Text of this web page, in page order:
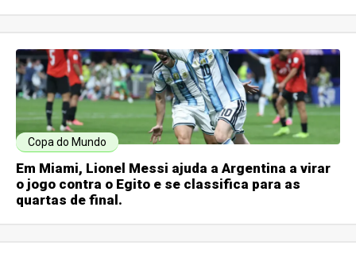
Copa do Mundo
Em Miami, Lionel Messi ajuda a Argentina a virar
o jogo contra o Egito e se classifica para as
quartas de final.